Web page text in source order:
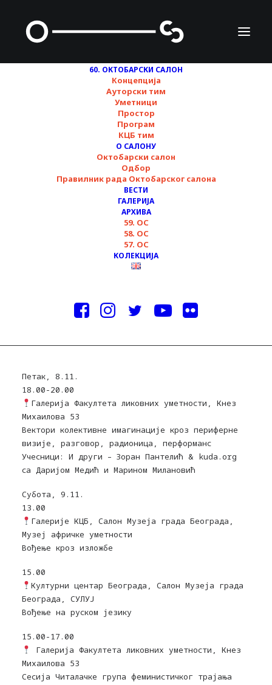
60. ОКТОБАРСКИ САЛОН
Концепција
Ауторски тим
Уметници
Простор
Програм
КЦБ тим
О САЛОНУ
Октобарски салон
Одбор
Правилник рада Октобарског салона
ВЕСТИ
ГАЛЕРИЈА
АРХИВА
59. ОС
58. ОС
57. ОС
КОЛЕКЦИЈА
Недељни преглед
програма ▪︎ 60.
ОКТОБАРСКИ САЛОН
▪︎ 8.11-14.11.
08/11/2024
Петак, 8.11.
18.00-20.00
Галерија Факултета ликовних уметности, Кнез
Михаилова 53
Вектори колективне имагинације кроз периферне
визије, разговор, радионица, перформанс
Учесници: И други – Зоран Пантелић & kuda.org
са Даријом Медић и Марином Милановић
Субота, 9.11.
13.00
Галерије КЦБ, Салон Музеја града Београда,
Музеј афричке уметности
Вођење кроз изложбе
15.00
Културни центар Београда, Салон Музеја града
Београда, СУЛУЈ
Вођење на руском језику
15.00-17.00
Галерија Факултета ликовних уметности, Кнез
Михаилова 53
Сесија Читалачке група феминистичког трајања